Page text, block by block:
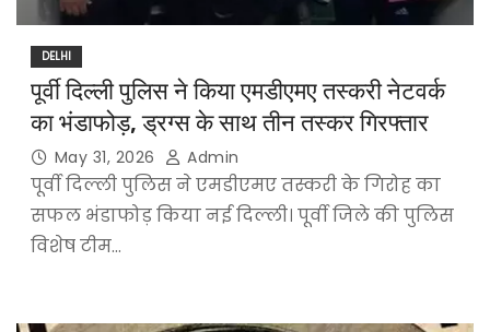
DELHI
पूर्वी दिल्ली पुलिस ने किया एमडीएमए तस्करी नेटवर्क
का भंडाफोड़, ड्रग्स के साथ तीन तस्कर गिरफ्तार
May 31, 2026 Admin
पूर्वी दिल्ली पुलिस ने एमडीएमए तस्करी के गिरोह का
सफल भंडाफोड़ किया नई दिल्ली। पूर्वी जिले की पुलिस
विशेष टीम…